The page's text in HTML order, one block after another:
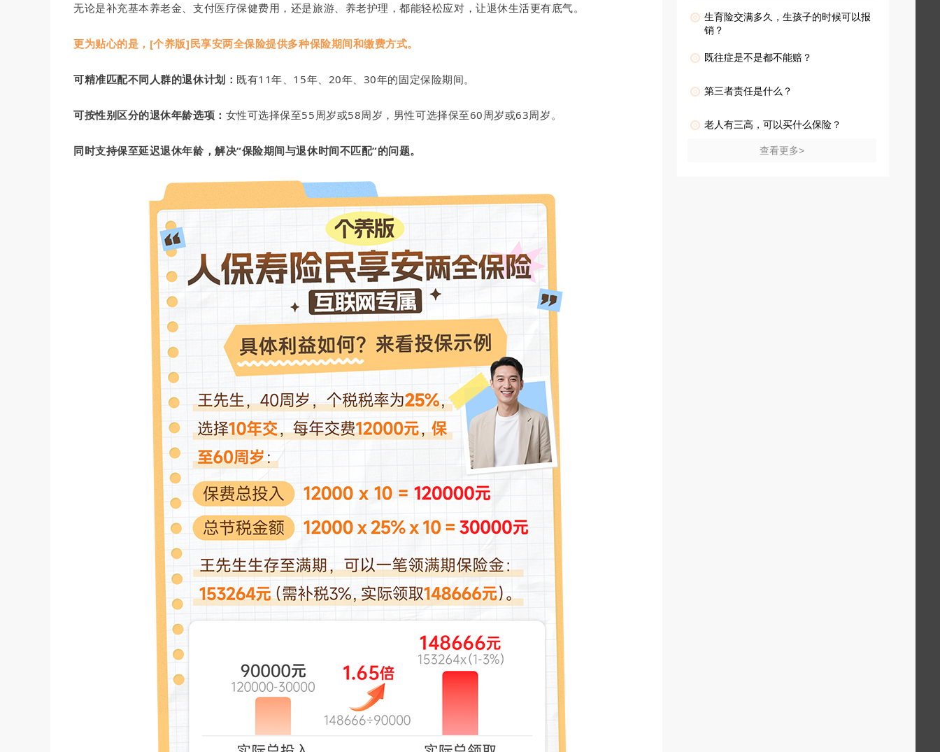
无论是补充基本养老金、支付医疗保健费用，还是旅游、养老护理，都能轻松应对，让退休生活更有底气。
更为贴心的是，[个养版]民享安两全保险提供多种保险期间和缴费方式。
可精准匹配不同人群的退休计划： 既有11年、15年、20年、30年的固定保险期间。
可按性别区分的退休年龄选项： 女性可选择保至55周岁或58周岁，男性可选择保至60周岁或63周岁。
同时支持保至延迟退休年龄，解决“保险期间与退休时间不匹配”的问题。
生育险交满多久，生孩子的时候可以报
销？
既往症是不是都不能赔？
第三者责任是什么？
老人有三高，可以买什么保险？
查看更多>